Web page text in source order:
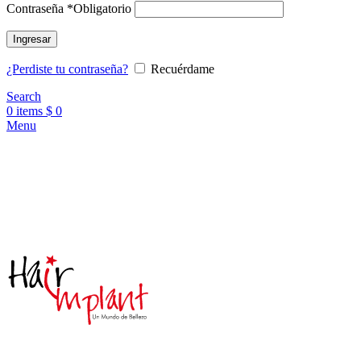
Contraseña *Obligatorio
Ingresar
¿Perdiste tu contraseña?
Recuérdame
Search
0 items $ 0
Menu